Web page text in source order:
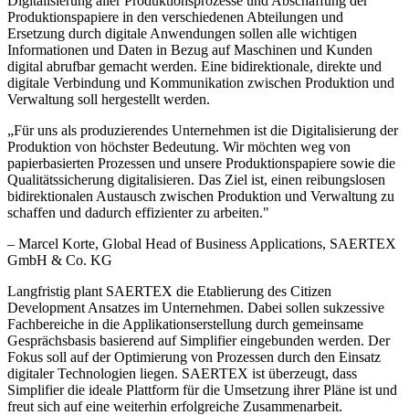
Produktionspapiere in den verschiedenen Abteilungen und
Ersetzung durch digitale Anwendungen sollen alle wichtigen
Informationen und Daten in Bezug auf Maschinen und Kunden
digital abrufbar gemacht werden. Eine bidirektionale, direkte und
digitale Verbindung und Kommunikation zwischen Produktion und
Verwaltung soll hergestellt werden.
„Für uns als produzierendes Unternehmen ist die Digitalisierung der
Produktion von höchster Bedeutung. Wir möchten weg von
papierbasierten Prozessen und unsere Produktionspapiere sowie die
Qualitätssicherung digitalisieren. Das Ziel ist, einen reibungslosen
bidirektionalen Austausch zwischen Produktion und Verwaltung zu
schaffen und dadurch effizienter zu arbeiten."
– Marcel Korte, Global Head of Business Applications, SAERTEX
GmbH & Co. KG
Langfristig plant SAERTEX die Etablierung des Citizen
Development Ansatzes im Unternehmen. Dabei sollen sukzessive
Fachbereiche in die Applikationserstellung durch gemeinsame
Gesprächsbasis basierend auf Simplifier eingebunden werden. Der
Fokus soll auf der Optimierung von Prozessen durch den Einsatz
digitaler Technologien liegen. SAERTEX ist überzeugt, dass
Simplifier die ideale Plattform für die Umsetzung ihrer Pläne ist und
freut sich auf eine weiterhin erfolgreiche Zusammenarbeit.